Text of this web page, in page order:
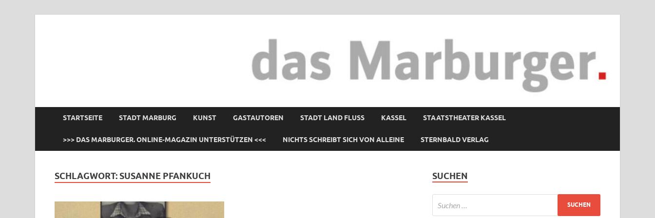
STARTSEITE STADT MARBURG KUNST GASTAUTOREN STADT LAND FLUSS KASSEL STAATSTHEATER KASSEL
>>> DAS MARBURGER. ONLINE-MAGAZIN UNTERSTÜTZEN <<< NICHTS SCHREIBT SICH VON ALLEINE STERNBALD VERLAG
SCHLAGWORT: SUSANNE PFANKUCH SUCHEN